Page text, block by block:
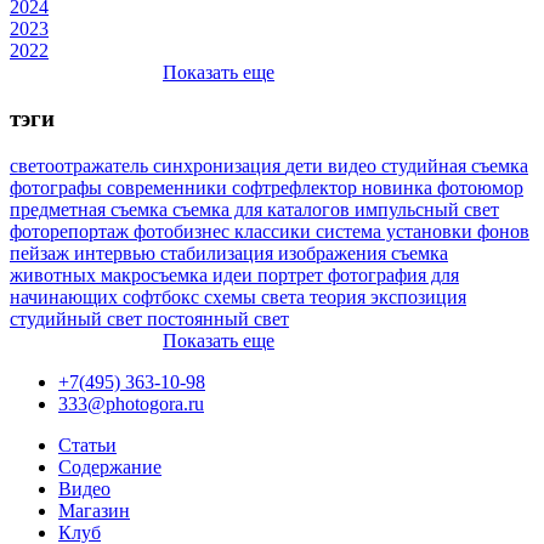
2024
2023
2022
Показать еще
тэги
светоотражатель синхронизация дети видео студийная съемка
фотографы современники софтрефлектор новинка фотоюмор
предметная съемка съемка для каталогов импульсный свет
фоторепортаж фотобизнес классики система установки фонов
пейзаж интервью стабилизация изображения съемка
животных макросъемка идеи портрет фотография для
начинающих софтбокс схемы света теория экспозиция
студийный свет постоянный свет
Показать еще
+7(495) 363-10-98
333@photogora.ru
Статьи
Содержание
Видео
Магазин
Клуб